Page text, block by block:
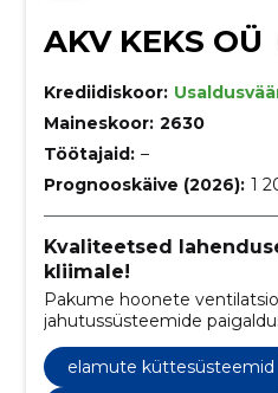
AKV KEKS OÜ
Krediidiskoor:
Maineskoor: 2630
Töötajaid: –
Prognooskäive (2026): 1
Kvaliteetsed
kliimale!
Pakume hoonete
jahutussüsteemide
elamute küttesüsteemid